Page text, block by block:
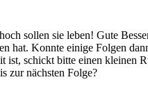
sollen sie leben! Gute
hat. Konnte einige Folgen
ist, schickt bitte einen
zur nächsten Folge?